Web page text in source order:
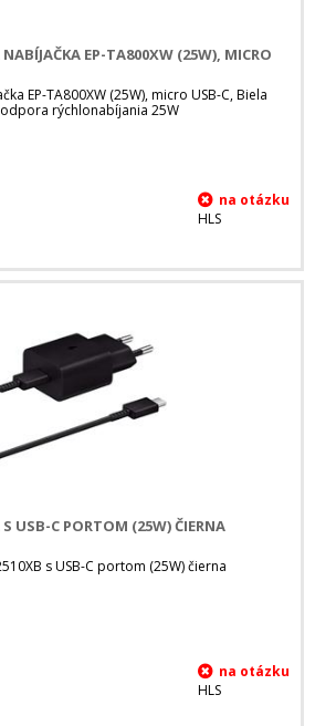
EP-TA800XW (25W), MICRO
EP-TA800XW (25W), micro USB-C, Biela
rýchlonabíjania 25W
HLS
USB-C PORTOM (25W) ČIERNA
s USB-C portom (25W) čierna
HLS